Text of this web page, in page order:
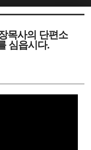
목사의 단편소
심읍시다.
북5